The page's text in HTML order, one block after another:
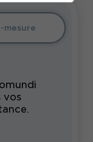
mesure
vos